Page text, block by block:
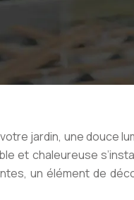
jardin, une douce
et chaleureuse
un élément de